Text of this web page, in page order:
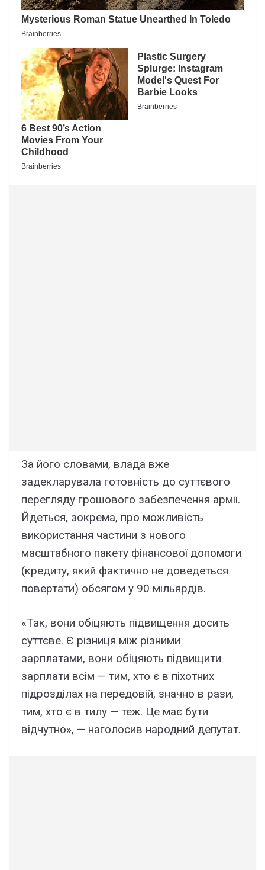
За його словами, влада вже
задекларувала готовність до суттєвого
перегляду грошового забезпечення армії.
Йдеться, зокрема, про можливість
використання частини з нового
масштабного пакету фінансової допомоги
(кредиту, який фактично не доведеться
повертати) обсягом у 90 мільярдів.
«Так, вони обіцяють підвищення досить
суттєве. Є різниця між різними
зарплатами, вони обіцяють підвищити
зарплати всім — тим, хто є в піхотних
підрозділах на передовій, значно в рази,
тим, хто є в тилу — теж. Це має бути
відчутно», — наголосив народний депутат.